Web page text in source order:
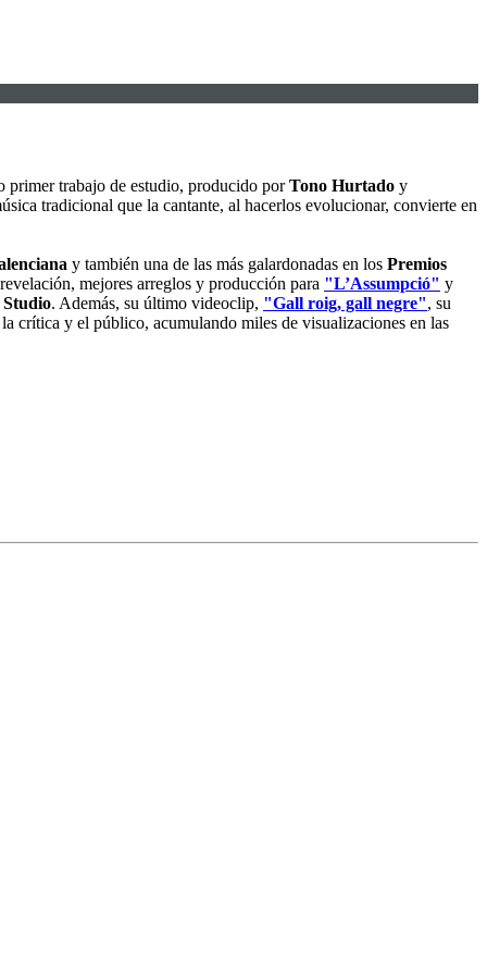
primer trabajo de estudio, producido porTono Hurtado y
tradicional que la cantante, al hacerlos evolucionar, convierte en
y también una de las más galardonadas en los Premios
mejores arreglos y producción para "L’Assumpció" y
Studio. Además, su último videoclip, "Gall roig, gall negre", su
crítica y el público, acumulando miles de visualizaciones en las